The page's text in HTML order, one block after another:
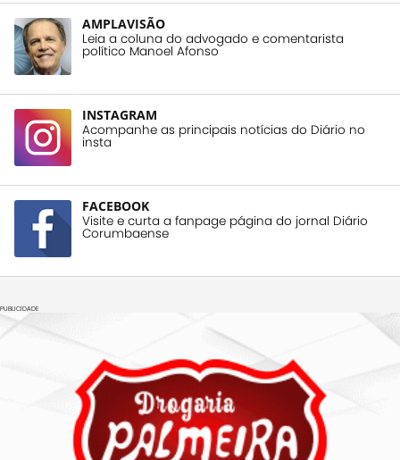
AMPLAVISÃO
Leia a coluna do advogado e comentarista
político Manoel Afonso
INSTAGRAM
Acompanhe as principais notícias do Diário no
insta
FACEBOOK
Visite e curta a fanpage página do jornal Diário
Corumbaense
PUBLICIDADE